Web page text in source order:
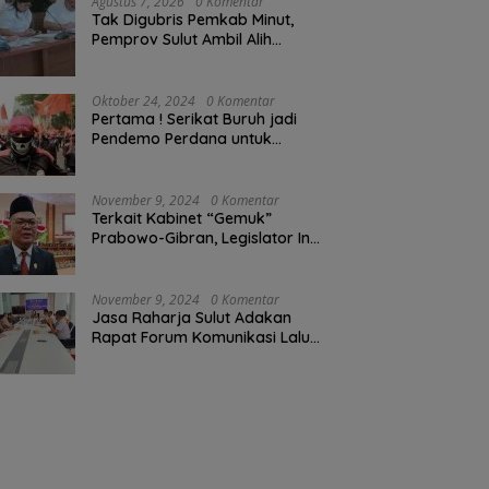
Tak Digubris Pemkab Minut,
Pemprov Sulut Ambil Alih
Oktober 24, 2024 0 Komentar
Pertama ! Serikat Buruh jadi
Pendemo Perdana untuk
November 9, 2024 0 Komentar
Terkait Kabinet “Gemuk”
Prabowo-Gibran, Legislator Ini
November 9, 2024 0 Komentar
Jasa Raharja Sulut Adakan
Rapat Forum Komunikasi Lalu